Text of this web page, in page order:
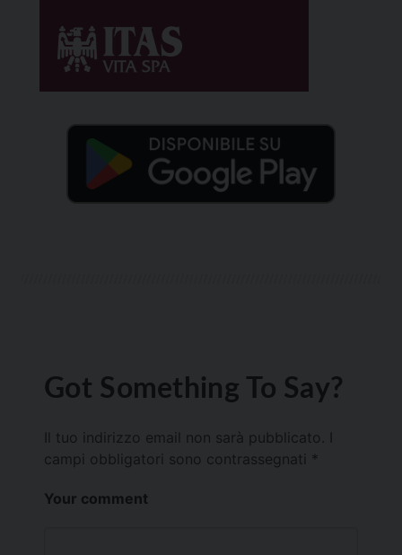
Got Something To Say?
Il tuo indirizzo email non sarà pubblicato.
campi obbligatori sono contrassegnati *
Your comment